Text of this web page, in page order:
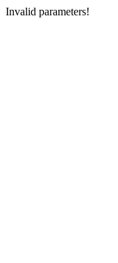
Invalid parameters!